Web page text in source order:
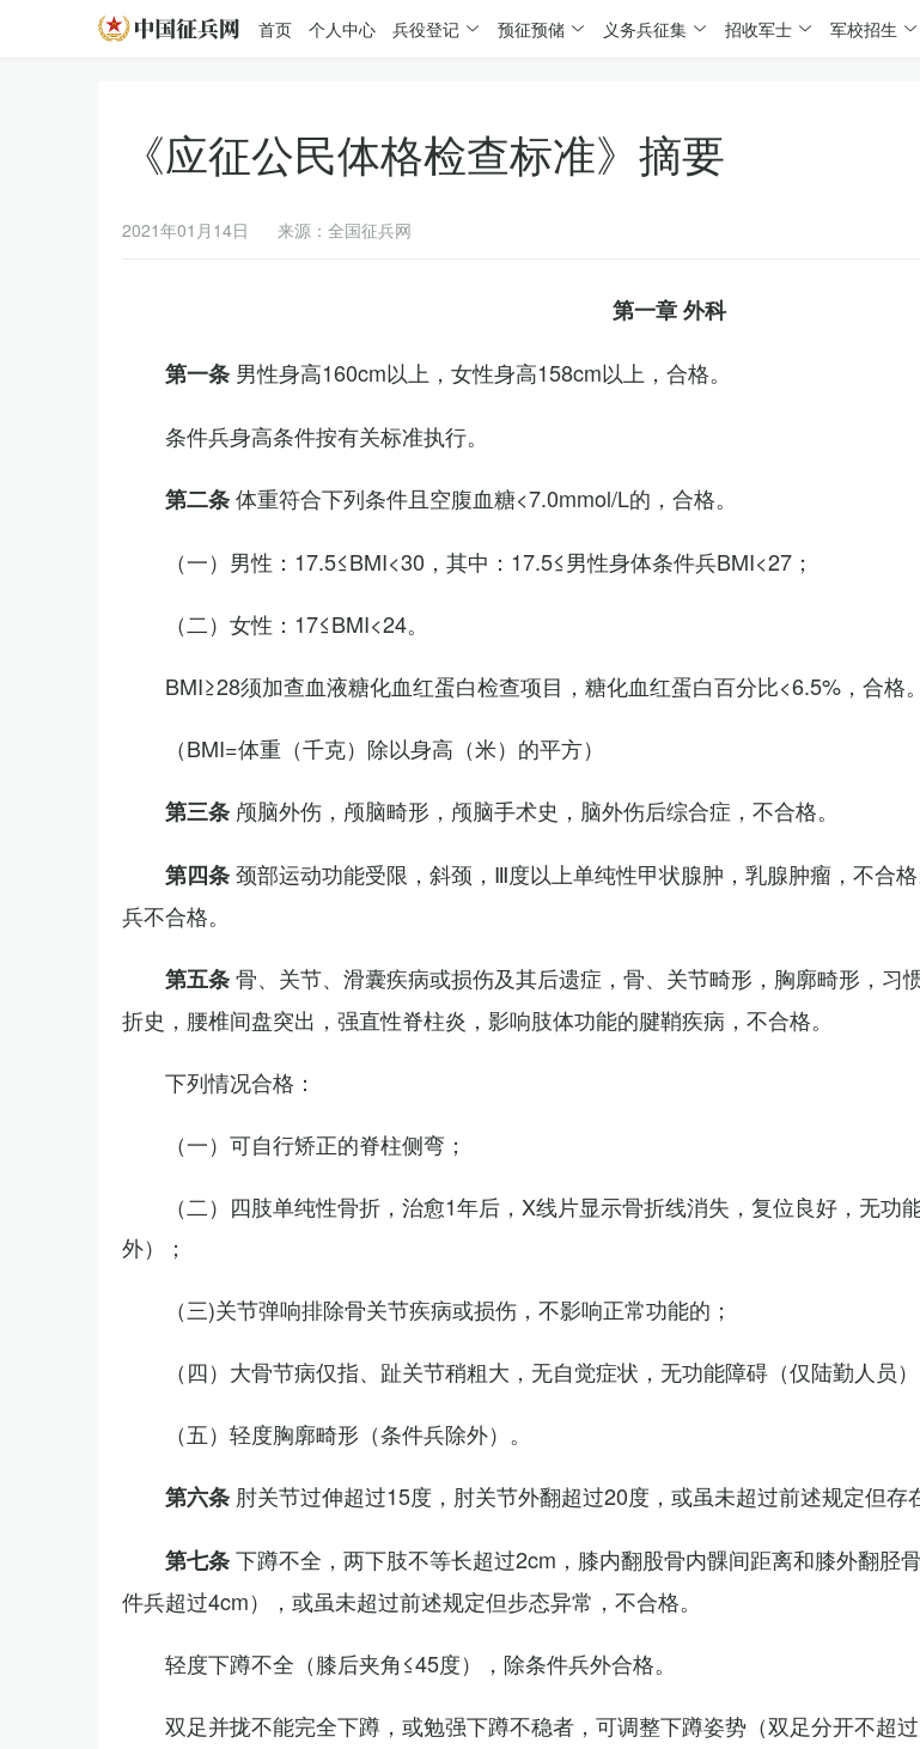
首页 个人中心 兵役登记 预征预储 义务兵征集 招收军士 军校招生
《应征公民体格检查标准》摘要
2021年01月14日 来源：全国征兵网
第一章 外科
第一条 男性身高160cm以上，女性身高158cm以上，合格。
条件兵身高条件按有关标准执行。
第二条体重符合下列条件且空腹血糖<7.0mmol/L的，合格。
（一）男性：17.5≤BMI<30，其中：17.5≤男性身体条件兵BMI<27；
（二）女性：17≤BMI<24。
BMI≥28须加查血液糖化血红蛋白检查项目，糖化血红蛋白百分比<6.5%，合格。
（BMI=体重（千克）除以身高（米）的平方）
第三条 颅脑外伤，颅脑畸形，颅脑手术史，脑外伤后综合症，不合格。
第四条颈部运动功能受限，斜颈，Ⅲ度以上单纯性甲状腺肿，乳腺肿瘤，不合
兵不合格。
第五条骨、关节、滑囊疾病或损伤及其后遗症，骨、关节畸形，胸廓畸形，习
折史，腰椎间盘突出，强直性脊柱炎，影响肢体功能的腱鞘疾病，不合格。
下列情况合格：
（一）可自行矫正的脊柱侧弯；
（二）四肢单纯性骨折，治愈1年后，X线片显示骨折线消失，复位良好，无功
外）；
（三)关节弹响排除骨关节疾病或损伤，不影响正常功能的；
（四）大骨节病仅指、趾关节稍粗大，无自觉症状，无功能障碍（仅陆勤人员）
（五）轻度胸廓畸形（条件兵除外）。
第六条 肘关节过伸超过15度，肘关节外翻超过20度，或虽未超过前述规定但存
第七条下蹲不全，两下肢不等长超过2cm，膝内翻股骨内髁间距离和膝外翻胫
件兵超过4cm），或虽未超过前述规定但步态异常，不合格。
轻度下蹲不全（膝后夹角≤45度），除条件兵外合格。
双足并拢不能完全下蹲，或勉强下蹲不稳者，可调整下蹲姿势（双足分开不超